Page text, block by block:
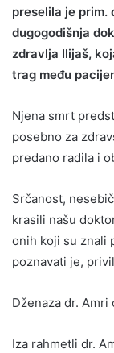
preselila je prim.
dugogodišnja
zdravlja Ilijaš,
trag među
Njena smrt
posebno za
predano radila i
Srčanost,
krasili našu
onih koji su znali
poznavati je,
Dženaza dr.
Iza rahmetli dr.